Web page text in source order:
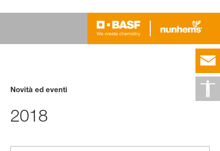
Novità ed eventi
2018